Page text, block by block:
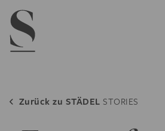
Navigation menu
Zurück zu STÄDEL STORIES